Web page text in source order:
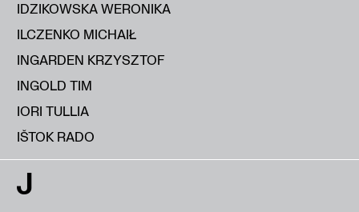
IDZIKOWSKA WERONIKA
ILCZENKO MICHAIŁ
INGARDEN KRZYSZTOF
INGOLD TIM
IORI TULLIA
IŠTOK RADO
J